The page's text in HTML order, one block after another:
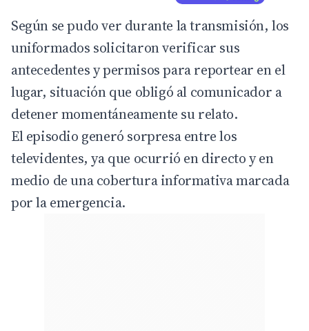
Según se pudo ver durante la transmisión, los
uniformados solicitaron verificar sus
antecedentes y permisos para reportear en el
lugar, situación que obligó al comunicador a
detener momentáneamente su relato.
El episodio generó sorpresa entre los
televidentes, ya que ocurrió en directo y en
medio de una cobertura informativa marcada
por la emergencia.